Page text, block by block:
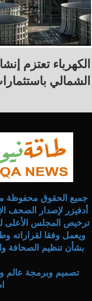
الشمالي باستثمارات 6.5 مليار
جميع الحقوق محفوظة
أدفيزر لإصدار الصحف
بشأن تنظيم الصحافة
تصميم وبرمجة عالم